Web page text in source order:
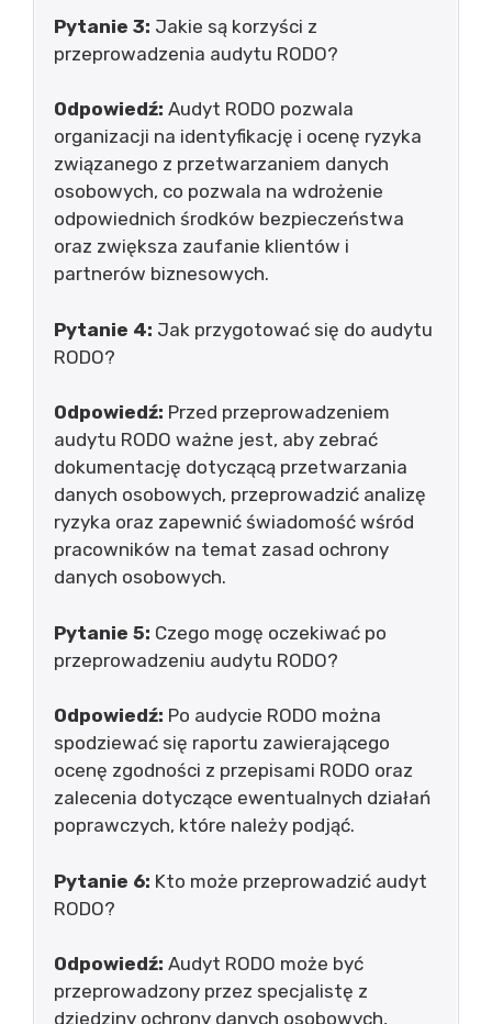
Pytanie 3: Jakie są korzyści z
przeprowadzenia audytu RODO?
Odpowiedź: Audyt RODO pozwala
organizacji na identyfikację i ocenę ryzyka
związanego z przetwarzaniem danych
osobowych, co pozwala na wdrożenie
odpowiednich środków bezpieczeństwa
oraz zwiększa zaufanie klientów i
partnerów biznesowych.
Pytanie 4: Jak przygotować się do audytu
RODO?
Odpowiedź: Przed przeprowadzeniem
audytu RODO ważne jest, aby zebrać
dokumentację dotyczącą przetwarzania
danych osobowych, przeprowadzić analizę
ryzyka oraz zapewnić świadomość wśród
pracowników na temat zasad ochrony
danych osobowych.
Pytanie 5: Czego mogę oczekiwać po
przeprowadzeniu audytu RODO?
Odpowiedź: Po audycie RODO można
spodziewać się raportu zawierającego
ocenę zgodności z przepisami RODO oraz
zalecenia dotyczące ewentualnych działań
poprawczych, które należy podjąć.
Pytanie 6: Kto może przeprowadzić audyt
RODO?
Odpowiedź: Audyt RODO może być
przeprowadzony przez specjalistę z
dziedziny ochrony danych osobowych,